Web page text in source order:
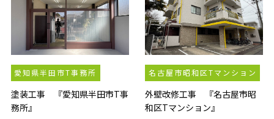
愛知県半田市T事務所
塗装工事 『愛知県半田市T事
務所』
名古屋市昭和区Tマンション
外壁改修工事 『名古屋市昭
和区Tマンション』